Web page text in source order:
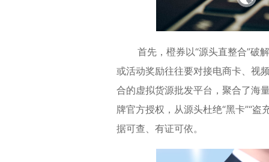
首先，橙券以“源头直整合”破解
或活动奖励往往要对接电商卡、视
合的虚拟货源批发平台，聚合了海
牌官方授权，从源头杜绝“黑卡”“
据可查、有证可依。